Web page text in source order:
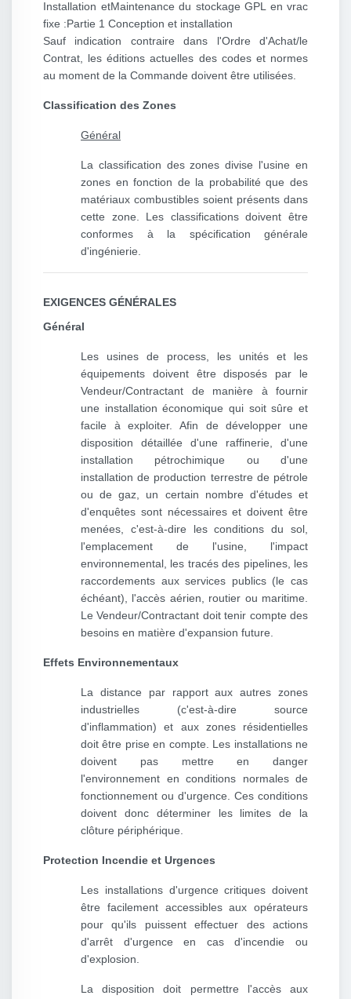
Installation etMaintenance du stockage GPL en vrac
fixe :Partie 1 Conception et installation
Sauf indication contraire dans l'Ordre d'Achat/le
Contrat, les éditions actuelles des codes et normes
au moment de la Commande doivent être utilisées.
Classification des Zones
Général
La classification des zones divise l'usine en
zones en fonction de la probabilité que des
matériaux combustibles soient présents dans
cette zone. Les classifications doivent être
conformes à la spécification générale
d'ingénierie.
EXIGENCES GÉNÉRALES
Général
Les usines de process, les unités et les
équipements doivent être disposés par le
Vendeur/Contractant de manière à fournir
une installation économique qui soit sûre et
facile à exploiter. Afin de développer une
disposition détaillée d'une raffinerie, d'une
installation pétrochimique ou d'une
installation de production terrestre de pétrole
ou de gaz, un certain nombre d'études et
d'enquêtes sont nécessaires et doivent être
menées, c'est-à-dire les conditions du sol,
l'emplacement de l'usine, l'impact
environnemental, les tracés des pipelines, les
raccordements aux services publics (le cas
échéant), l'accès aérien, routier ou maritime.
Le Vendeur/Contractant doit tenir compte des
besoins en matière d'expansion future.
Effets Environnementaux
La distance par rapport aux autres zones
industrielles (c'est-à-dire source
d'inflammation) et aux zones résidentielles
doit être prise en compte. Les installations ne
doivent pas mettre en danger
l'environnement en conditions normales de
fonctionnement ou d'urgence. Ces conditions
doivent donc déterminer les limites de la
clôture périphérique.
Protection Incendie et Urgences
Les installations d'urgence critiques doivent
être facilement accessibles aux opérateurs
pour qu'ils puissent effectuer des actions
d'arrêt d'urgence en cas d'incendie ou
d'explosion.
La disposition doit permettre l'accès aux